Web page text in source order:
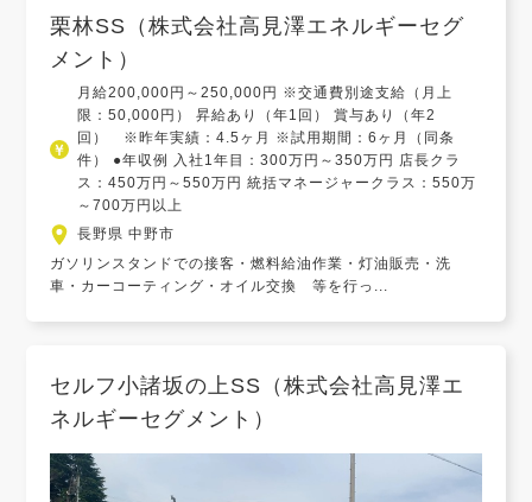
栗林SS（株式会社高見澤エネルギーセグ
メント）
月給200,000円～250,000円 ※交通費別途支給（月上
限：50,000円） 昇給あり（年1回） 賞与あり（年2
回） ※昨年実績：4.5ヶ月 ※試用期間：6ヶ月（同条
件） ●年収例 入社1年目：300万円～350万円 店長クラ
ス：450万円～550万円 統括マネージャークラス：550万
～700万円以上
長野県 中野市
ガソリンスタンドでの接客・燃料給油作業・灯油販売・洗
車・カーコーティング・オイル交換 等を行っ...
セルフ小諸坂の上SS（株式会社高見澤エ
ネルギーセグメント）